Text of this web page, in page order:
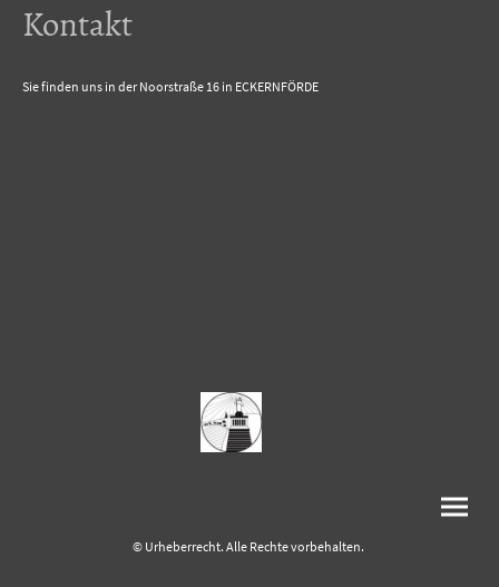
Kontakt
Sie finden uns in der Noorstraße 16 in ECKERNFÖRDE
© Urheberrecht. Alle Rechte vorbehalten.